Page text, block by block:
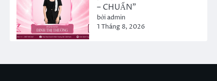
– CHUẨN”
bởi admin
1 Tháng 8, 2026